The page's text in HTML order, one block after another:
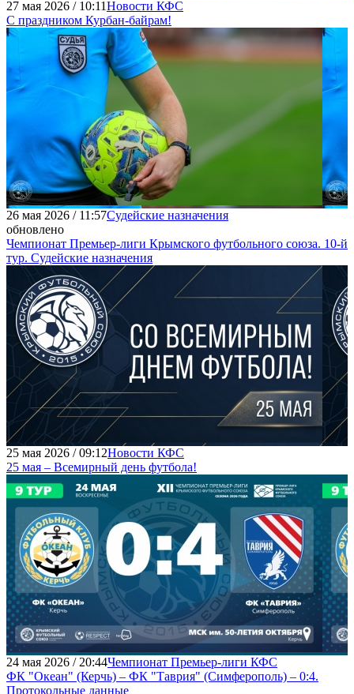
27 мая 2026 / 10:11Новости КФС
С праздником Курбан-байрам!
26 мая 2026 / 11:57Судейские назначения
обновлено
Чемпионат Премьер-лиги Крымского футбольного союза. 10-й
тур. Судейские назначения
25 мая 2026 / 09:12Новости КФС
25 мая – Всемирный день футбола!
24 мая 2026 / 20:44Чемпионат Премьер-лиги КФС
ФК "Океан" (Керчь) – ФК "Таврия" (Симферополь) – 0:4.
Протокольные данные